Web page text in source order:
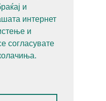
и
интернет
и
согласувате
462
НЕ